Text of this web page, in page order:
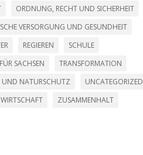
ORDNUNG, RECHT UND SICHERHEIT
VERSORGUNG UND GESUNDHEIT
REGIEREN
SCHULE
SACHSEN
TRANSFORMATION
UND NATURSCHUTZ
UNCATEGORIZED
WIRTSCHAFT ZUSAMMENHALT